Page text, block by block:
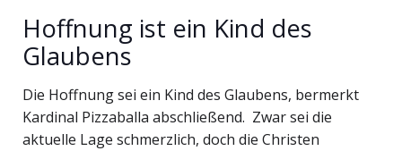
Hoffnung ist ein Kind des
Glaubens
Die Hoffnung sei ein Kind des Glaubens, bermerkt
Kardinal Pizzaballa abschließend. Zwar sei die
aktuelle Lage schmerzlich, doch die Christen